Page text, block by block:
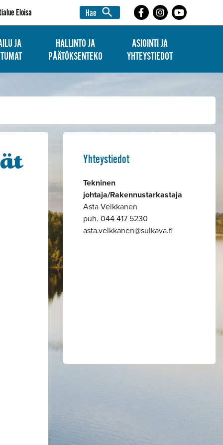
Eloisa Hae search
JA
HALLINTO JA
PÄÄTÖKSENTEKO
ASIOINTI JA
YHTEYSTIEDOT
Yhteystiedot
Tekninen
johtaja/Rakennustarkastaja
Asta Veikkanen
puh. 044 417 5230
asta.veikkanen
sulkava.fi